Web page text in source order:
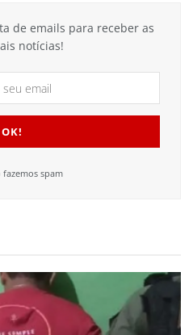
de emails para receber as
notícias!
spam